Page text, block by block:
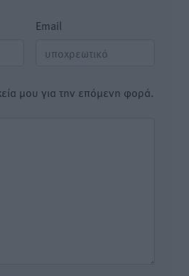
Email
μου για την επόμενη φορά.